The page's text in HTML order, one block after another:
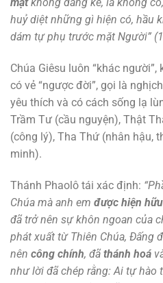
huỷ diệt những gì hiện có, hầu
dám tự phụ trước mặt Người”
Chúa Giêsu luôn “khác
có vẻ “ngược đời”, gọi là
yêu thích và có cách sống lạ
Trầm Tư (cầu nguyện), Thật
(công lý), Tha Thứ (nhân hậu,
minh).
Thánh Phaolô tái xác định:
Chúa mà anh em được hiện
đã trở nên sự khôn ngoan của
phát xuất từ Thiên Chúa, Đấng
nên công chính, đã thánh hoá
như lời đã chép rằng: Ai tự hào